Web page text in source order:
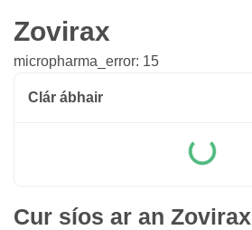
Zovirax
micropharma_error: 15
Clár ábhair
Cur síos ar an Zovirax